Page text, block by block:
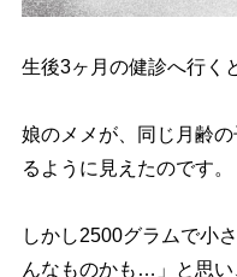
生後3ヶ月の健診へ行く
娘のメメが、同じ月齢
るように見えたのです。
しかし2500グラムで小
んなものかも…」と思い